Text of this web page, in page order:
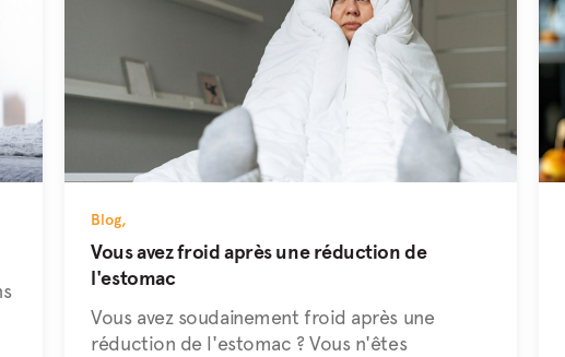
Blog,
Vous avez froid après une réduction de
l'estomac
Vous avez soudainement froid après une
réduction de l'estomac ? Vous n'êtes